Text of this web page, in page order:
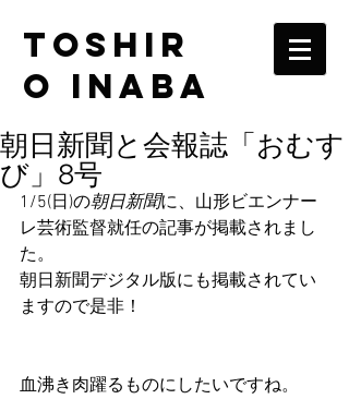
TOSHIR
O INABA
朝日新聞と会報誌「おむす
び」8号
1/5(日)の朝日新聞に、山形ビエンナー
レ芸術監督就任の記事が掲載されまし
た。
朝日新聞デジタル版にも掲載されてい
ますので是非！
血沸き肉躍るものにしたいですね。